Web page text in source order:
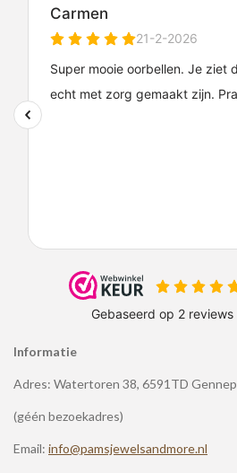
Informatie
Adres: Watertoren 38, 6591TD Gennep
(géén bezoekadres)
Email: info@pamsjewelsandmore.nl